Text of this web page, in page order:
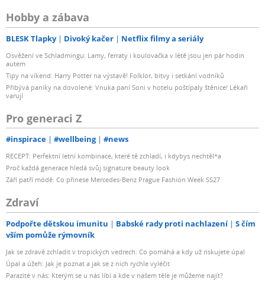
Hobby a zábava
BLESK Tlapky Divoký kačer Netflix filmy a seriály
Osvěžení ve Schladmingu: Lamy, ferraty i koulovačka v létě jsou jen pár hodin
autem
Tipy na víkend: Harry Potter na výstavě! Folklor, bitvy i setkání vodníků
Přibývá paniky na dovolené: Vnuka paní Soni v hotelu poštípaly štěnice! Lékaři
varují
Pro generaci Z
#inspirace #wellbeing #news
RECEPT: Perfektní letní kombinace, které tě zchladí, i kdybys nechtěl*a
Proč každá generace hledá svůj signature beauty look
Září patří módě: Co přinese Mercedes-Benz Prague Fashion Week SS27
Zdraví
Podpořte dětskou imunitu Babské rady proti nachlazení
S čím
vším pomůže rýmovník
Jak se zdravě zchladit v tropických vedrech: Co pomáhá a kdy už riskujete úpal
Úpal a úžeh: Jak je poznat a jak se z nich rychle vyléčit
Parazité v nás: Kterým se u nás líbí a kde v našem těle je můžeme najít?